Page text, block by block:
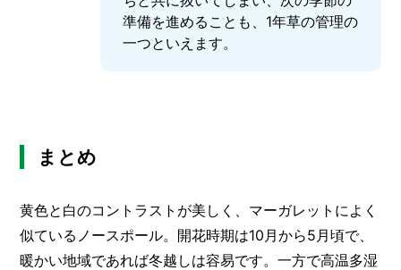
準備を進めることも、1年草の管理の
一つといえます。
まとめ
黄色と白のコントラストが美しく、マーガレットによく
似ているノースポール。開花時期は10月から5月頃で、
暖かい地域であれば冬越しは容易です。一方で高温多湿